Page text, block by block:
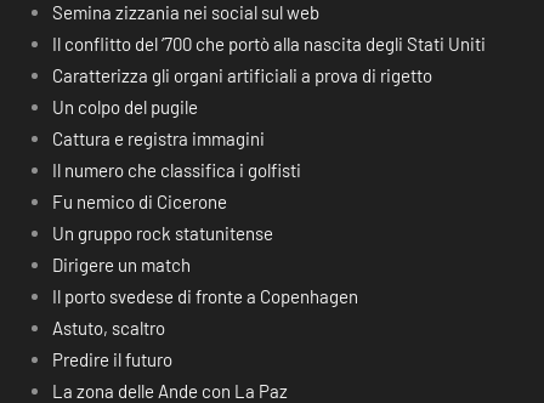
Semina zizzania nei social sul web
Il conflitto del ‘700 che portò alla nascita degli Stati Uniti
Caratterizza gli organi artificiali a prova di rigetto
Un colpo del pugile
Cattura e registra immagini
Il numero che classifica i golfisti
Fu nemico di Cicerone
Un gruppo rock statunitense
Dirigere un match
Il porto svedese di fronte a Copenhagen
Astuto, scaltro
Predire il futuro
La zona delle Ande con La Paz